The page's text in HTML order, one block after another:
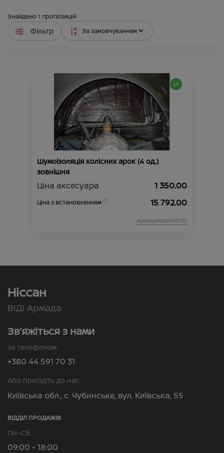
Знайдено 1 пропозицій:
Фільтр
Шумоізоляція колісних арок (4 од.)
зовнішня
Ціна аксесуара 1 350.00
Ціна з встановленням 15 792.00
Артикул:N00000152
Ніссан
ВІДІ Армада
Зв’яжіться з нами
за телефоном:
+380 44 591 70 31
Або приїздіть до нас:
Київська обл., с. Чубинське, вул. Київська, 55
ВІДДІЛ ПРОДАЖІВ
Пн–Сб:
09:00 - 18:00